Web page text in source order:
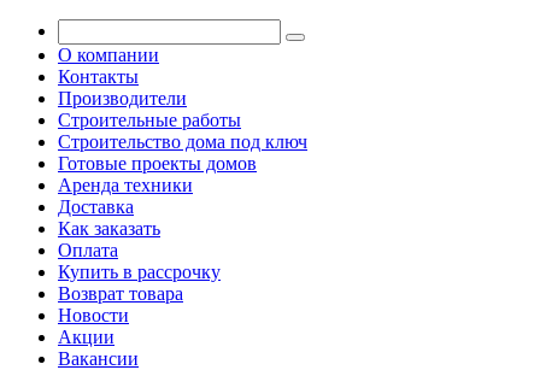
О компании
Контакты
Производители
Строительные работы
Строительство дома под ключ
Готовые проекты домов
Аренда техники
Доставка
Как заказать
Оплата
Купить в рассрочку
Возврат товара
Новости
Акции
Вакансии